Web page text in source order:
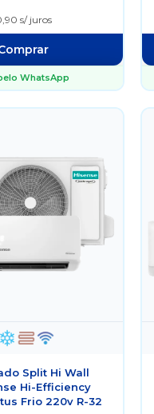
s/ juros
WhatsApp
Split Hi Wall
Hi-Efficiency
Frio 220v R-32